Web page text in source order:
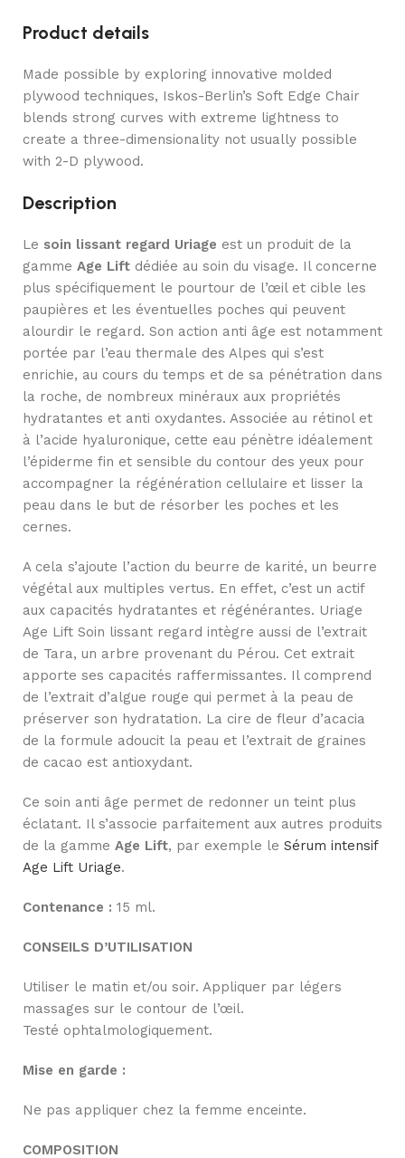
Product details
Made possible by exploring innovative molded
plywood techniques, Iskos-Berlin’s Soft Edge Chair
blends strong curves with extreme lightness to
create a three-dimensionality not usually possible
with 2-D plywood.
Description
Le soin lissant regard Uriage est un produit de la
gamme Age Lift dédiée au soin du visage. Il concerne
plus spécifiquement le pourtour de l’œil et cible les
paupières et les éventuelles poches qui peuvent
alourdir le regard. Son action anti âge est notamment
portée par l’eau thermale des Alpes qui s’est
enrichie, au cours du temps et de sa pénétration dans
la roche, de nombreux minéraux aux propriétés
hydratantes et anti oxydantes. Associée au rétinol et
à l’acide hyaluronique, cette eau pénètre idéalement
l’épiderme fin et sensible du contour des yeux pour
accompagner la régénération cellulaire et lisser la
peau dans le but de résorber les poches et les
cernes.
A cela s’ajoute l’action du beurre de karité, un beurre
végétal aux multiples vertus. En effet, c’est un actif
aux capacités hydratantes et régénérantes. Uriage
Age Lift Soin lissant regard intègre aussi de l’extrait
de Tara, un arbre provenant du Pérou. Cet extrait
apporte ses capacités raffermissantes. Il comprend
de l’extrait d’algue rouge qui permet à la peau de
préserver son hydratation. La cire de fleur d’acacia
de la formule adoucit la peau et l’extrait de graines
de cacao est antioxydant.
Ce soin anti âge permet de redonner un teint plus
éclatant. Il s’associe parfaitement aux autres produits
de la gamme Age Lift, par exemple le Sérum intensif
Age Lift Uriage.
Contenance : 15 ml.
CONSEILS D’UTILISATION
Utiliser le matin et/ou soir. Appliquer par légers
massages sur le contour de l’œil.
Testé ophtalmologiquement.
Mise en garde :
Ne pas appliquer chez la femme enceinte.
COMPOSITION